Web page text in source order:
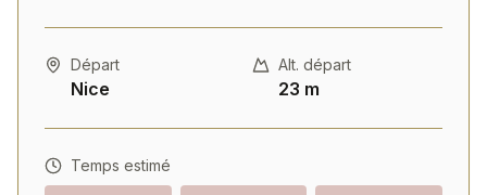
Départ
Nice
Alt. départ
23 m
Temps estimé